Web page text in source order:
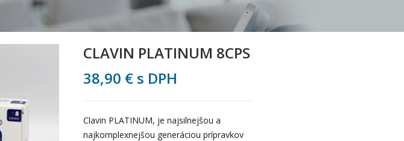
CLAVIN PLATINUM 8CPS
38,90 € s DPH
Clavin PLATINUM, je najsilnejšou a
najkomplexnejšou generáciou prípravkov